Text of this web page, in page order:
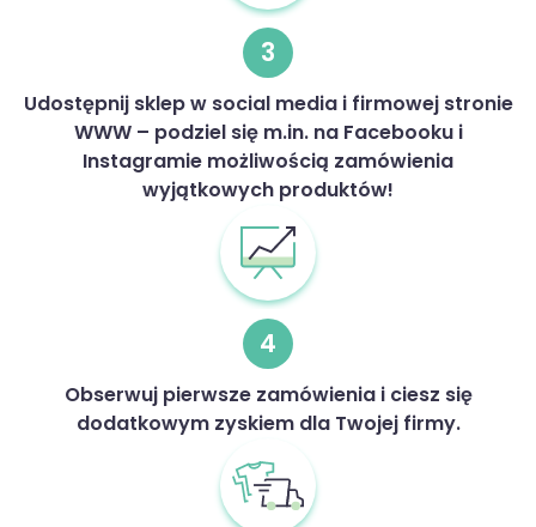
3
Udostępnij sklep w social media i firmowej stronie
WWW – podziel się m.in. na Facebooku i
Instagramie możliwością zamówienia
wyjątkowych produktów!
4
Obserwuj pierwsze zamówienia i ciesz się
dodatkowym zyskiem dla Twojej firmy.